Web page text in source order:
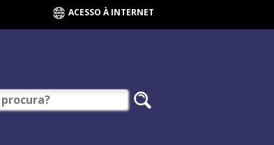
ACESSO À INTERNET